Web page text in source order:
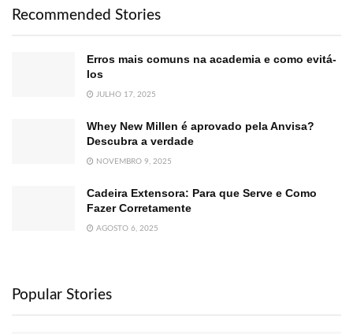
Recommended Stories
Erros mais comuns na academia e como evitá-
los
JULHO 17, 2025
Whey New Millen é aprovado pela Anvisa?
Descubra a verdade
NOVEMBRO 9, 2025
Cadeira Extensora: Para que Serve e Como
Fazer Corretamente
AGOSTO 6, 2025
Popular Stories